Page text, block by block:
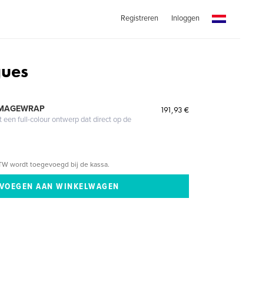
Registreren Inloggen
een full-colour ontwerp dat direct op de
191,93 €
wordt toegevoegd bij de kassa.